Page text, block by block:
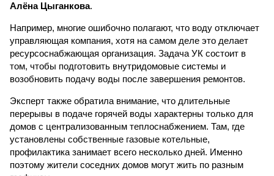
Алёна Цыганкова.
Например, многие ошибочно полагают, что воду отключает
управляющая компания, хотя на самом деле это делает
ресурсоснабжающая организация. Задача УК состоит в
том, чтобы подготовить внутридомовые системы и
возобновить подачу воды после завершения ремонтов.
Эксперт также обратила внимание, что длительные
перерывы в подаче горячей воды характерны только для
домов с централизованным теплоснабжением. Там, где
установлены собственные газовые котельные,
профилактика занимает всего несколько дней. Именно
поэтому жители соседних домов могут жить по разным